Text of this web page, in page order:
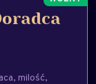
milość